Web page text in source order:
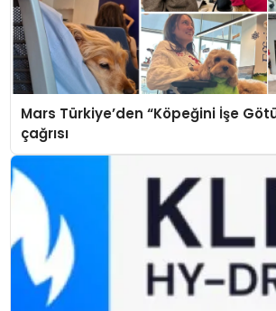
Mars Türkiye’den “Köpeğini İşe
çağrısı